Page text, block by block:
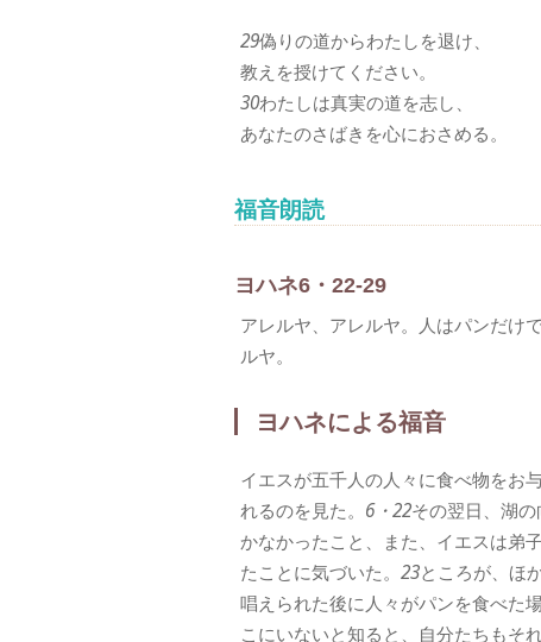
29偽りの道からわたしを退け、
教えを授けてください。
30わたしは真実の道を志し、
あなたのさばきを心におさめる。
福音朗読
ヨハネ6・22-29
アレルヤ、アレルヤ。人はパンだけ
ルヤ。
ヨハネによる福音
イエスが五千人の人々に食べ物をお
れるのを見た。 6・22その翌日、湖
かなかったこと、また、イエスは弟
たことに気づいた。 23ところが、ほ
唱えられた後に人々がパンを食べた
こにいないと知ると、自分たちもそ